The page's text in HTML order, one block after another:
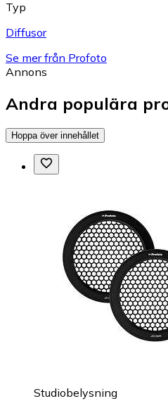
Typ
Diffusor
Se mer från Profoto
Annons
Andra populära
Hoppa över innehållet
Studiobelysning